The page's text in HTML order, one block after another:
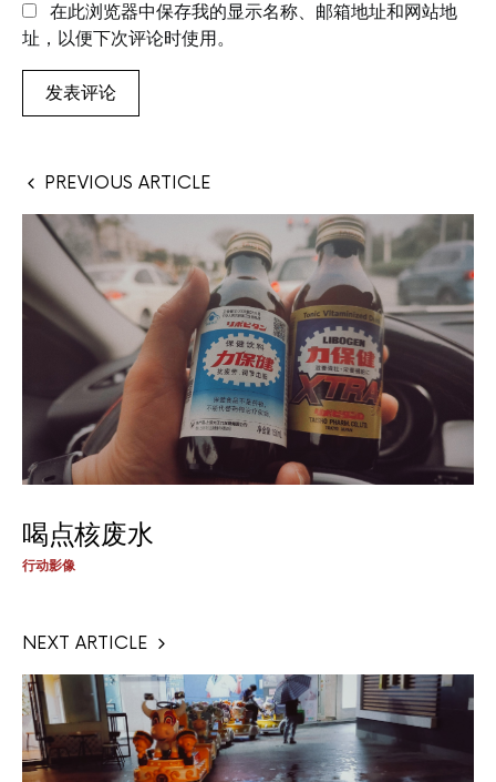
在此浏览器中保存我的显示名称、邮箱地址和网站地
址，以便下次评论时使用。
PREVIOUS ARTICLE
喝点核废水
行动影像
NEXT ARTICLE